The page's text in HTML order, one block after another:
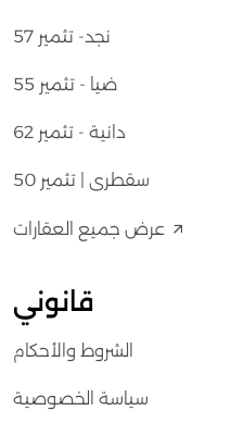
​نجد- تثمير 57
​ضيا - تثمير 55
​دانية - تثمير 62
​سقطرى | تثمير 50
قانوني
الشروط والأحكام
سياسة الخصوصية